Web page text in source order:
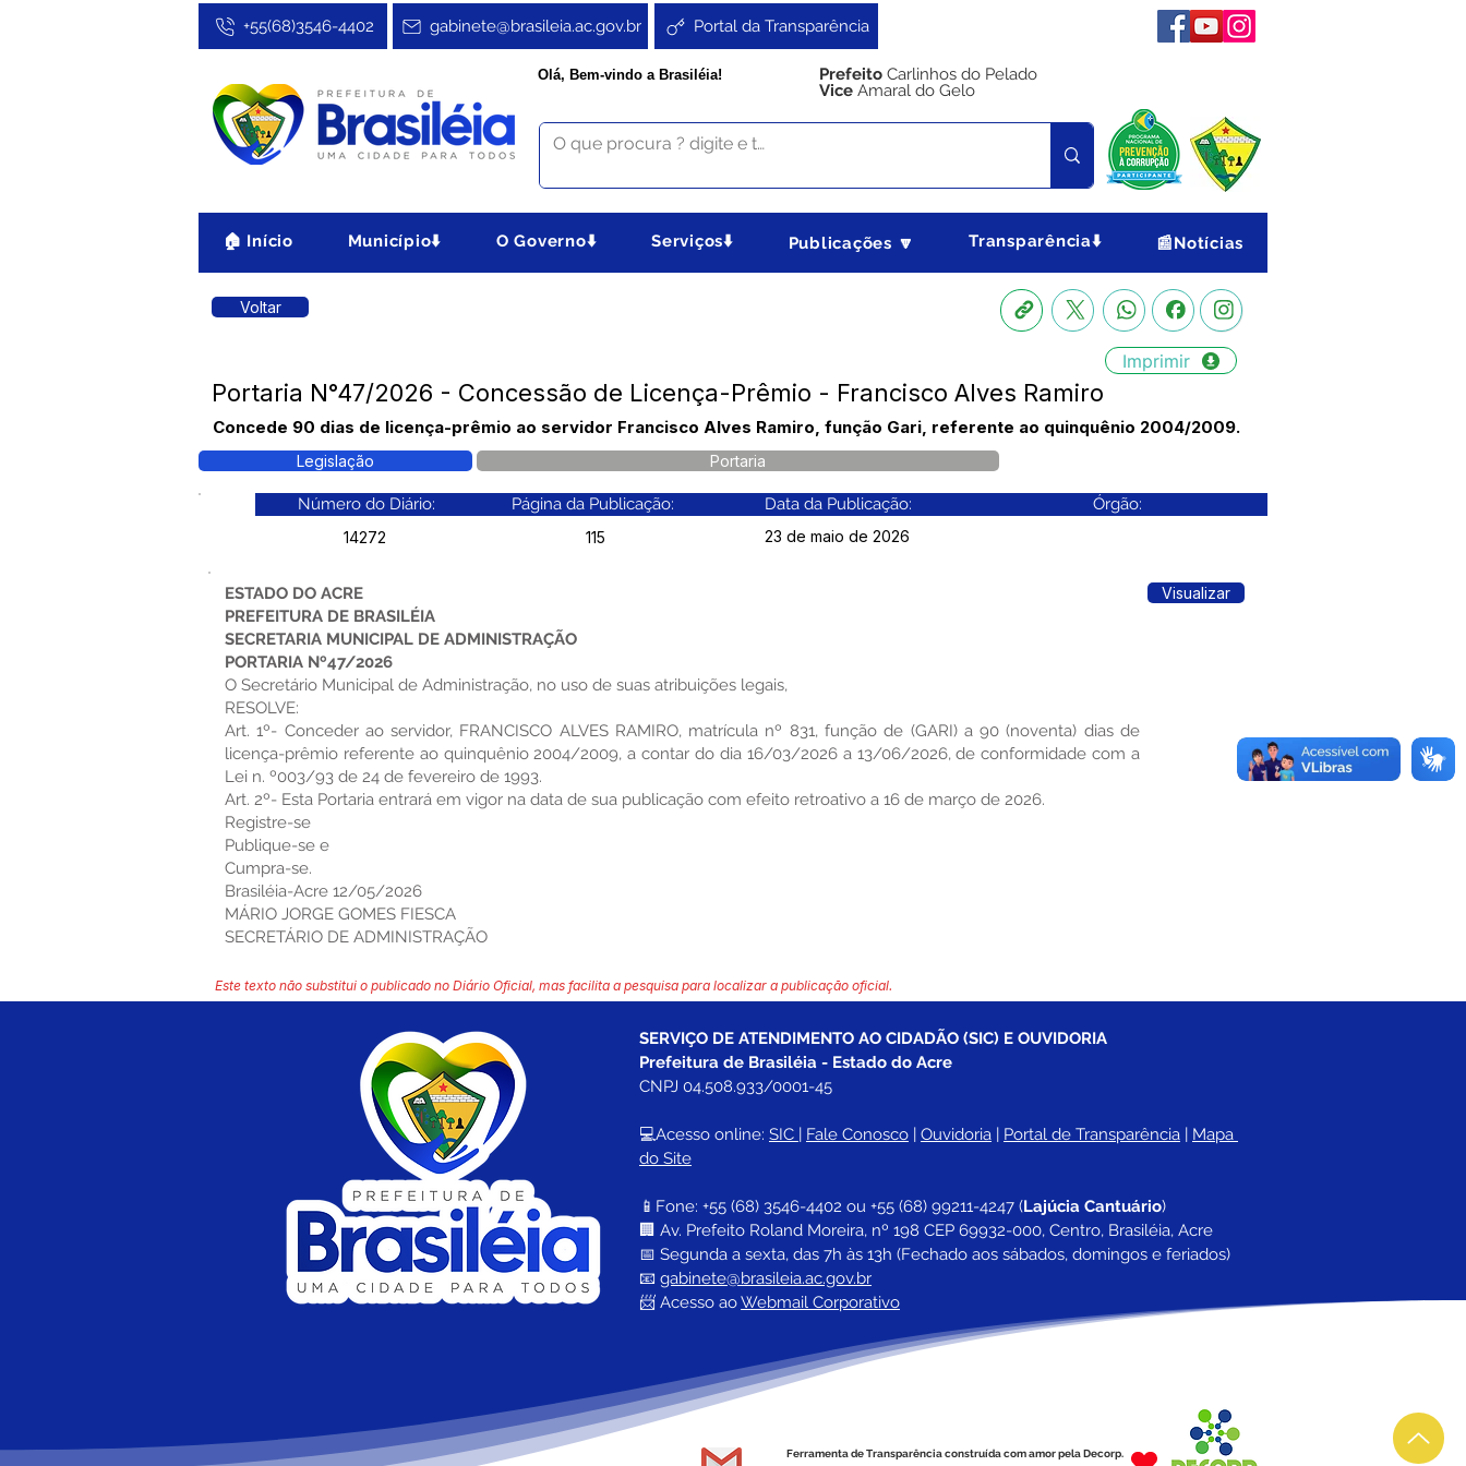
Portal da Transparência
gabinete@brasileia.ac.gov.br
+55(68)3546-4402
Olá, Bem-vindo a Brasiléia! Prefeito Carlinhos do Pelado
Vice Amaral do Gelo
🏠 Início Município⬇️ O Governo⬇️ Serviços⬇️ Publicações 🔽 Transparência⬇️ 📰Notícias
Voltar
Imprimir
Portaria N°47/2026 - Concessão de Licença-Prêmio - Francisco Alves Ramiro
Concede 90 dias de licença-prêmio ao servidor Francisco Alves Ramiro, função Gari, referente ao quinquênio 2004/2009.
Legislação Portaria
Número do Diário: Página da Publicação: Data da Publicação: Órgão:
14272 115 23 de maio de 2026
ESTADO DO ACRE
PREFEITURA DE BRASILÉIA
SECRETARIA MUNICIPAL DE ADMINISTRAÇÃO
PORTARIA Nº47/2026
O Secretário Municipal de Administração, no uso de suas atribuições legais,
RESOLVE:
Art. 1º- Conceder ao servidor, FRANCISCO ALVES RAMIRO, matrícula nº 831, função de (GARI) a 90 (noventa) dias de
licença-prêmio referente ao quinquênio 2004/2009, a contar do dia 16/03/2026 a 13/06/2026, de conformidade com a
Lei n. º003/93 de 24 de fevereiro de 1993.
Art. 2º- Esta Portaria entrará em vigor na data de sua publicação com efeito retroativo a 16 de março de 2026.
Registre-se
Publique-se e
Cumpra-se.
Brasiléia-Acre 12/05/2026
MÁRIO JORGE GOMES FIESCA
SECRETÁRIO DE ADMINISTRAÇÃO
Visualizar
Este texto não substitui o publicado no Diário Oficial, mas facilita a pesquisa para localizar a publicação oficial.
SERVIÇO DE ATENDIMENTO AO CIDADÃO (SIC) E OUVIDORIA
Prefeitura de Brasiléia - Estado do Acre
CNPJ 04.508.933/0001-45
💻Acesso online: SIC | Fale Conosco | Ouvidoria | Portal de Transparência | Mapa
do Site
📱Fone: +55 (68) 3546-4402 ou +55 (68) 99211-4247 (Lajúcia Cantuário)
🏢 Av. Prefeito Roland Moreira, nº 198 CEP 69932-000, Centro, Brasiléia, Acre
📅 Segunda a sexta, das 7h às 13h (Fechado aos sábados, domingos e feriados)
📧 gabinete@brasileia.ac.gov.br
📨 Acesso ao Webmail Corporativo
Ferramenta de Transparência construída com amor pela Decorp.